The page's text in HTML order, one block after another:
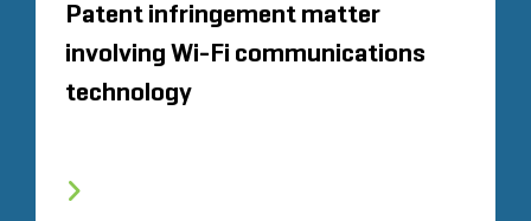
Patent infringement matter
involving Wi-Fi communications
technology